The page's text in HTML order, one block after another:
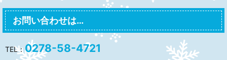
お問い合わせは…
TEL： 0278-58-4721